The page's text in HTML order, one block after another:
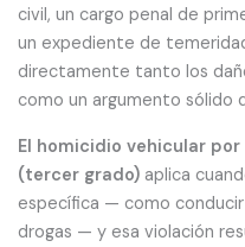
civil, un cargo penal de
un expediente de
directamente tanto los
como un argumento sólido
El homicidio vehicular
(tercer grado) aplica
específica — como
drogas — y esa violación